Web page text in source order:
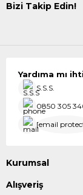
Bizi Takip Edin!
Yardıma mı
S.S.S.
0850 305
[email
Kurumsal
Alışveriş